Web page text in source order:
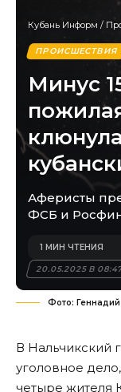
Кубань Информ /
ПРОИСШЕСТВИЯ
Минус
Аферисты
ФСБ и
20.05.2025 В
1 МИН ЧТЕНИЯ
Фото:
В Нальчикский
уголовное
четыре жителя